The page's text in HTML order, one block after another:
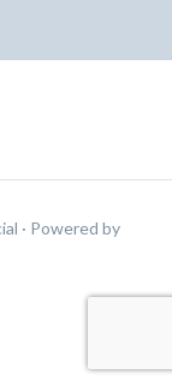
· Powered by